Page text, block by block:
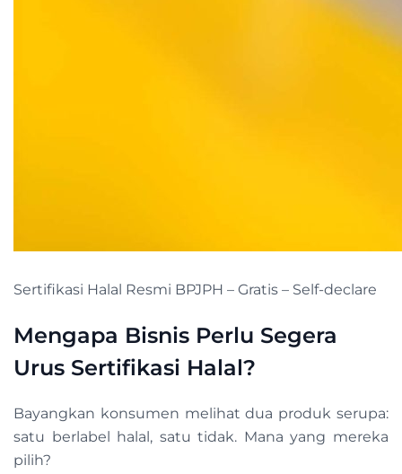
Sertifikasi Halal Resmi BPJPH – Gratis – Self-declare
Mengapa Bisnis Perlu Segera
Urus Sertifikasi Halal?
Bayangkan konsumen melihat dua produk serupa:
satu berlabel halal, satu tidak. Mana yang mereka
pilih?